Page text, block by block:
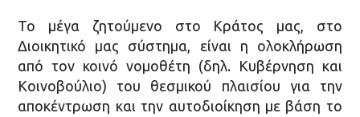
Το μέγα ζητούμενο στο Κράτος μας, στο
Διοικητικό μας σύστημα, είναι η ολοκλήρωση
από τον κοινό νομοθέτη (δηλ. Κυβέρνηση και
Κοινοβούλιο) του θεσμικού πλαισίου για την
αποκέντρωση και την αυτοδιοίκηση με βάση το